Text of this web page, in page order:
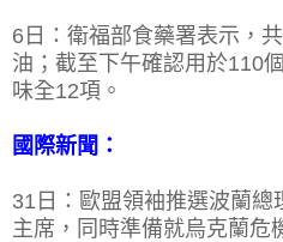
6日：衛福部食藥署表示，
油；截至下午確認用於110
味全12項。
國際新聞：
31日：歐盟領袖推選波蘭總
主席，同時準備就烏克蘭危